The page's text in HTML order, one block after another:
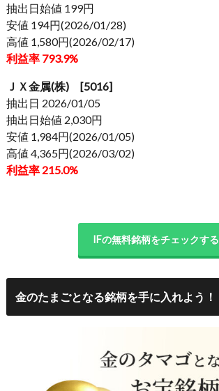
抽出日始値 199円
安値 194円(2026/01/28)
高値 1,580円(2026/02/17)
利益率 793.9%
ＪＸ金属(株) [5016]
抽出日 2026/01/05
抽出日始値 2,030円
安値 1,984円(2026/01/05)
高値 4,365円(2026/03/02)
利益率 215.0%
IFの無料銘柄をチェックする
金のたまごとなる銘柄を手に入れよう！